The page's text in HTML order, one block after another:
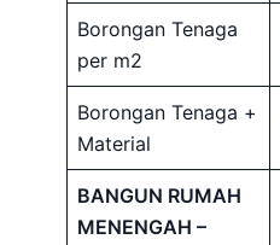
Borongan Tenaga
per m2
Borongan Tenaga +
Material
BANGUN RUMAH
MENENGAH –